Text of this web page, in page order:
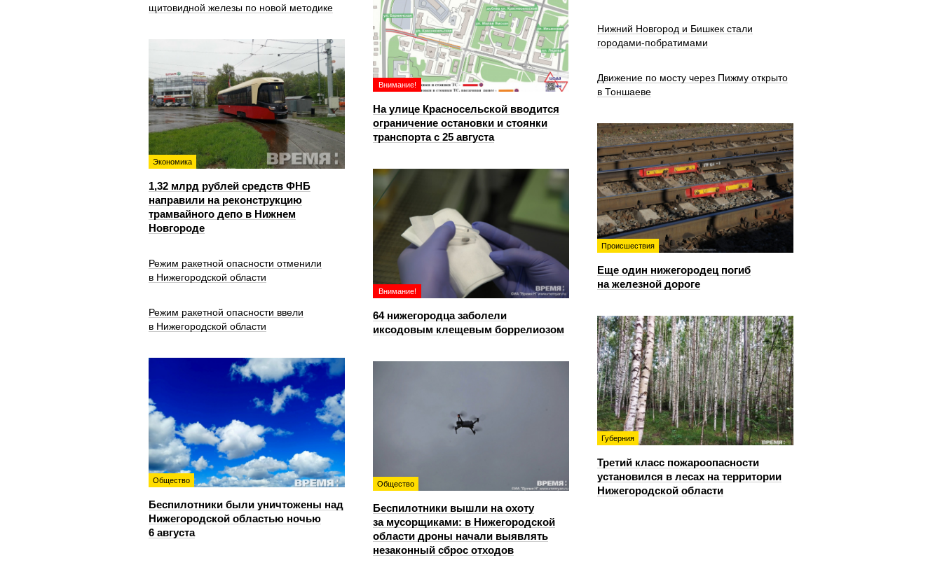
Внимание!
На улице Красносельской вводится
ограничение остановки и стоянки
транспорта с 25 августа
щитовидной железы по новой методике
Нижний Новгород и Бишкек стали
городами-побратимами
Экономика
1,32 млрд рублей средств ФНБ
направили на реконструкцию
трамвайного депо в Нижнем
Новгороде
Движение по мосту через Пижму открыто
в Тоншаеве
Происшествия
Еще один нижегородец погиб
на железной дороге
Внимание!
64 нижегородца заболели
иксодовым клещевым боррелиозом
Режим ракетной опасности отменили
в Нижегородской области
Режим ракетной опасности ввели
в Нижегородской области
Губерния
Третий класс пожароопасности
установился в лесах на территории
Нижегородской области
Общество
Беспилотники были уничтожены над
Нижегородской областью ночью
6 августа
Общество
Беспилотники вышли на охоту
за мусорщиками: в Нижегородской
области дроны начали выявлять
незаконный сброс отходов